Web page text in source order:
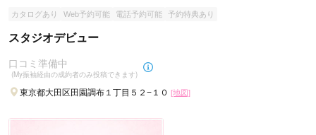
カタログあり Web予約可能 電話予約可能 予約特典あり
スタジオデビュー
口コミ準備中
(My振袖経由の成約者のみ投稿できます)
東京都大田区田園調布１丁目５２−１０ [地図]